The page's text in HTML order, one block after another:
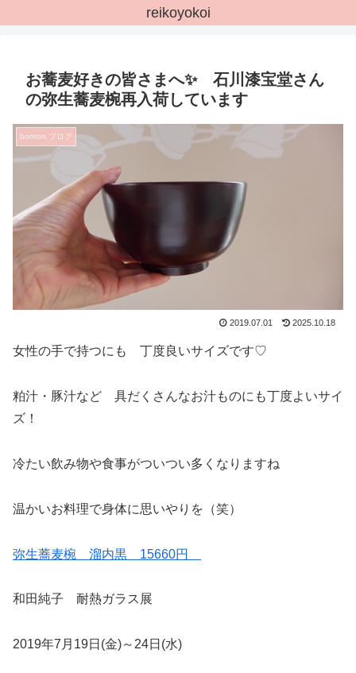
reikoyokoi
お蕎麦好きの皆さまへ✨ 石川漆宝堂さん
の弥生蕎麦椀再入荷しています
bonton.ブログ
2019.07.01 2025.10.18
女性の手で持つにも 丁度良いサイズです♡
粕汁・豚汁など 具だくさんなお汁ものにも丁度よいサイ
ズ！
冷たい飲み物や食事がついつい多くなりますね
温かいお料理で身体に思いやりを（笑）
弥生蕎麦椀 溜内黒 15660円
和田純子 耐熱ガラス展
2019年7月19日(金)～24日(水)